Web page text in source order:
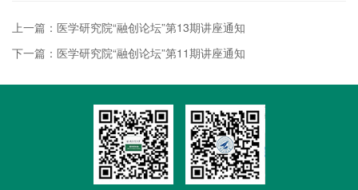
上一篇：医学研究院“融创论坛”第13期讲座通知
下一篇：医学研究院“融创论坛”第11期讲座通知